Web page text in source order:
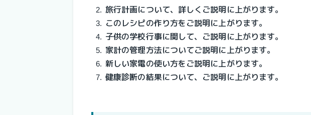
旅行計画について、詳しくご説明に上がります。
このレシピの作り方をご説明に上がります。
子供の学校行事に関して、ご説明に上がります。
家計の管理方法についてご説明に上がります。
新しい家電の使い方をご説明に上がります。
健康診断の結果について、ご説明に上がります。